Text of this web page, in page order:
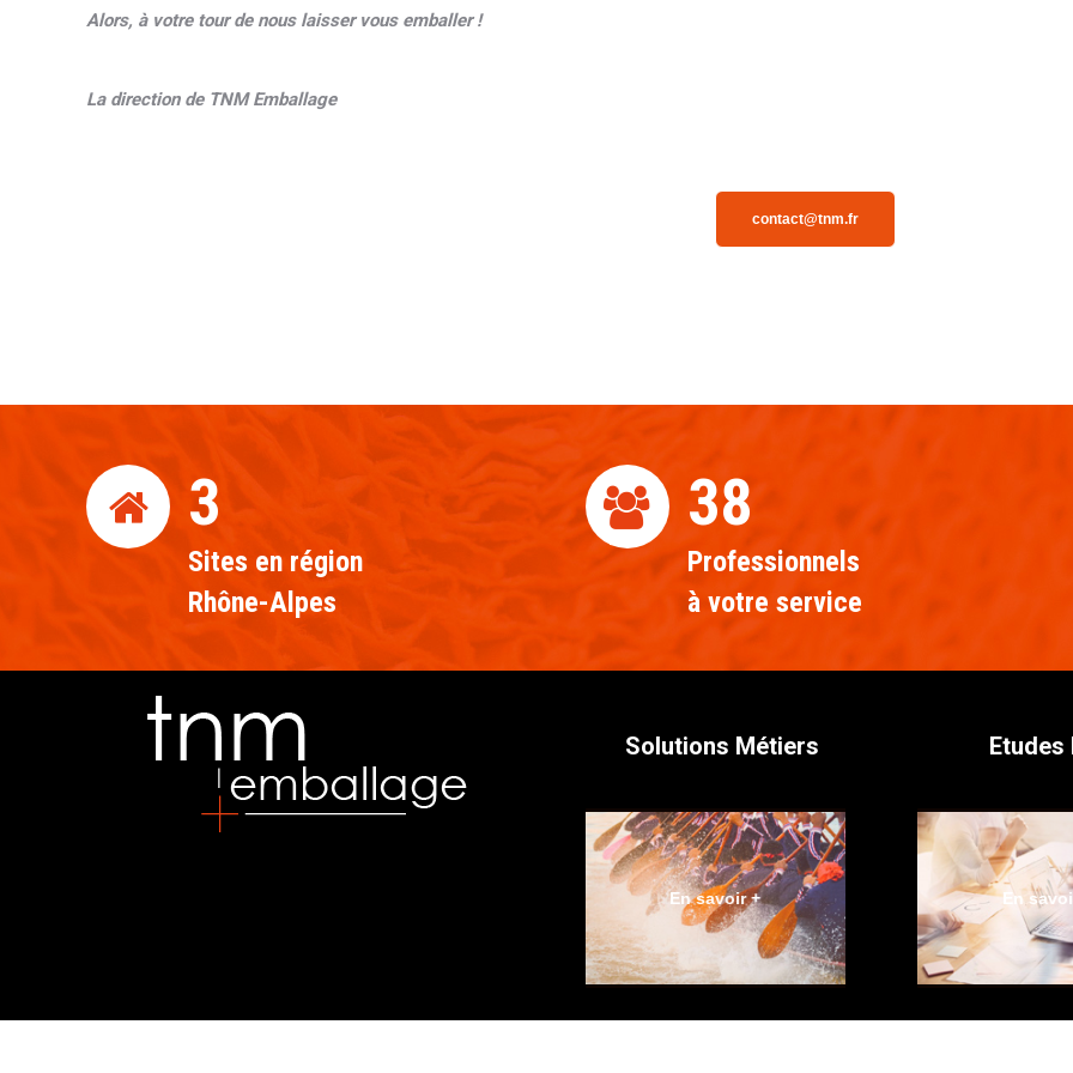
Alors, à votre tour de nous laisser vous emballer !
La direction de TNM Emballage
contact@tnm.fr
3
Sites en région
Rhône-Alpes
39
Professionnels
à votre service
Solutions Métiers
En savoir +
Etudes
En